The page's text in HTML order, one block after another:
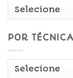
POR TÉCNICA